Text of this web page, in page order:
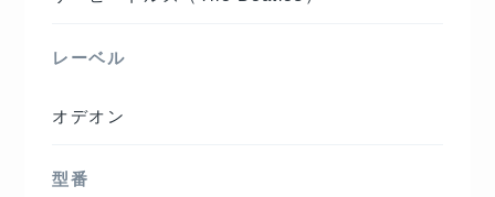
レーベル
オデオン
型番